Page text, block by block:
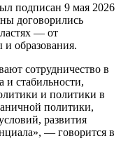
подписан 9 мая 2026
договорились
— от
и образования.
сотрудничество в
и стабильности,
и политики в
политики,
развития
— говорится в